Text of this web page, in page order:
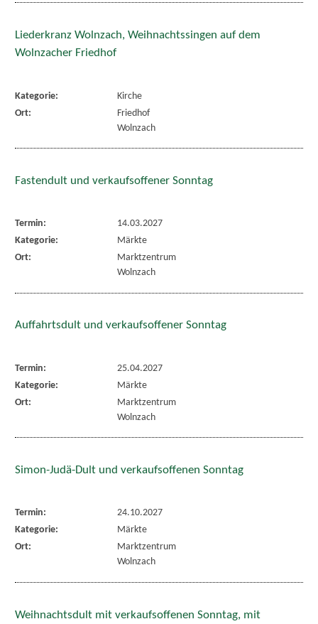
Liederkranz Wolnzach, Weihnachtssingen auf dem
Wolnzacher Friedhof
Kategorie:
Kirche
Ort:
Friedhof
Wolnzach
Fastendult und verkaufsoffener Sonntag
Termin:
14.03.2027
Kategorie:
Märkte
Ort:
Marktzentrum
Wolnzach
Auffahrtsdult und verkaufsoffener Sonntag
Termin:
25.04.2027
Kategorie:
Märkte
Ort:
Marktzentrum
Wolnzach
Simon-Judä-Dult und verkaufsoffenen Sonntag
Termin:
24.10.2027
Kategorie:
Märkte
Ort:
Marktzentrum
Wolnzach
Weihnachtsdult mit verkaufsoffenen Sonntag, mit